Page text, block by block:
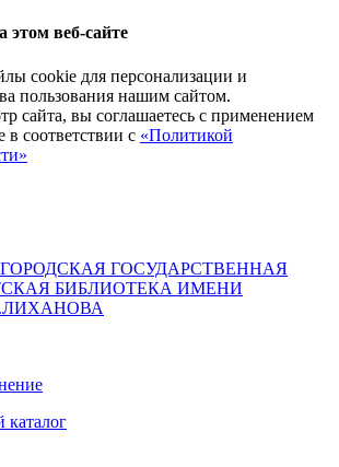
этом веб-сайте
cookie для персонализации и
пользования нашим сайтом.
сайта, вы соглашаетесь с применением
соответствии с «Политикой
ГОСУДАРСТВЕННАЯ
БИБЛИОТЕКА ИМЕНИ
каталог